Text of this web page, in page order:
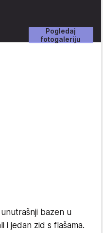
Pogledaj
fotogaleriju
bazen u
i jedan zid s flašama.